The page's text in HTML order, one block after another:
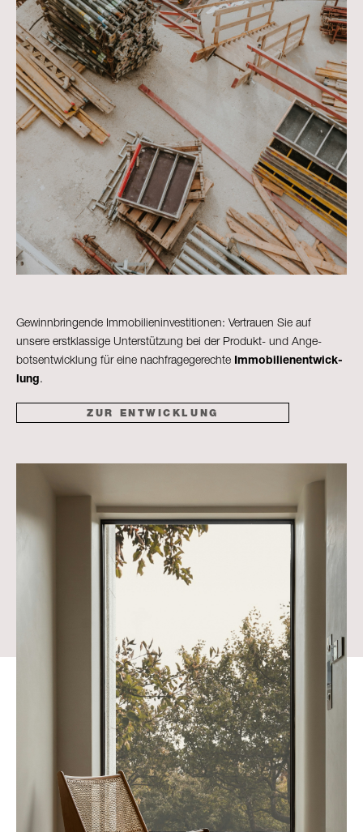
Gewinnbringende Immobilieninvestitionen: Vertrauen Sie auf
unsere erstklassige Unterstützung bei der Produkt- und Ange­
botsentwicklung für eine nachfragegerechte Immobilien­entwick­
lung.
ZUR ENTWICKLUNG